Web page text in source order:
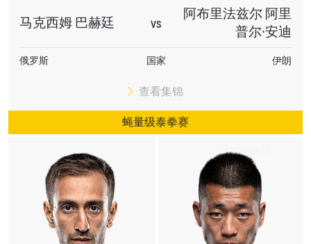
马克西姆 巴赫廷 VS
阿布里法兹尔 阿里
普尔·安迪
俄罗斯 国家 伊朗
查看集锦
蝇量级泰拳赛
您可以随时取消订阅这些信息。